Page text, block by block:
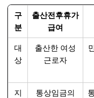
구
분
출산전후휴가
급여
대
상
출산한 여성
근로자
지
통상임금의